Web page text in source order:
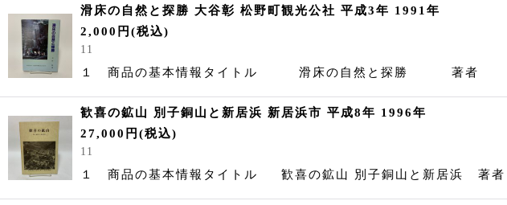
滑床の自然と探勝 大谷彰 松野町観光公社 平成3年 1991年
2,000 円 (税込)
11
１ 商品の基本情報タイトル 滑床の自然と探勝 著者
歓喜の鉱山 別子銅山と新居浜 新居浜市 平成8年 1996年
27,000 円 (税込)
11
１ 商品の基本情報タイトル 歓喜の鉱山 別子銅山と新居